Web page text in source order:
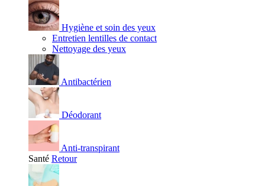
Hygiène et soin des yeux
Entretien lentilles de contact
Nettoyage des yeux
Antibactérien
Déodorant
Anti-transpirant
Santé Retour